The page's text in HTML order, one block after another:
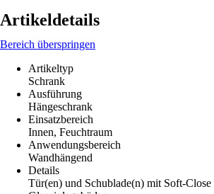
Artikeldetails
Bereich überspringen
Artikeltyp
Schrank
Ausführung
Hängeschrank
Einsatzbereich
Innen, Feuchtraum
Anwendungsbereich
Wandhängend
Details
Tür(en) und Schublade(n) mit Soft-Close